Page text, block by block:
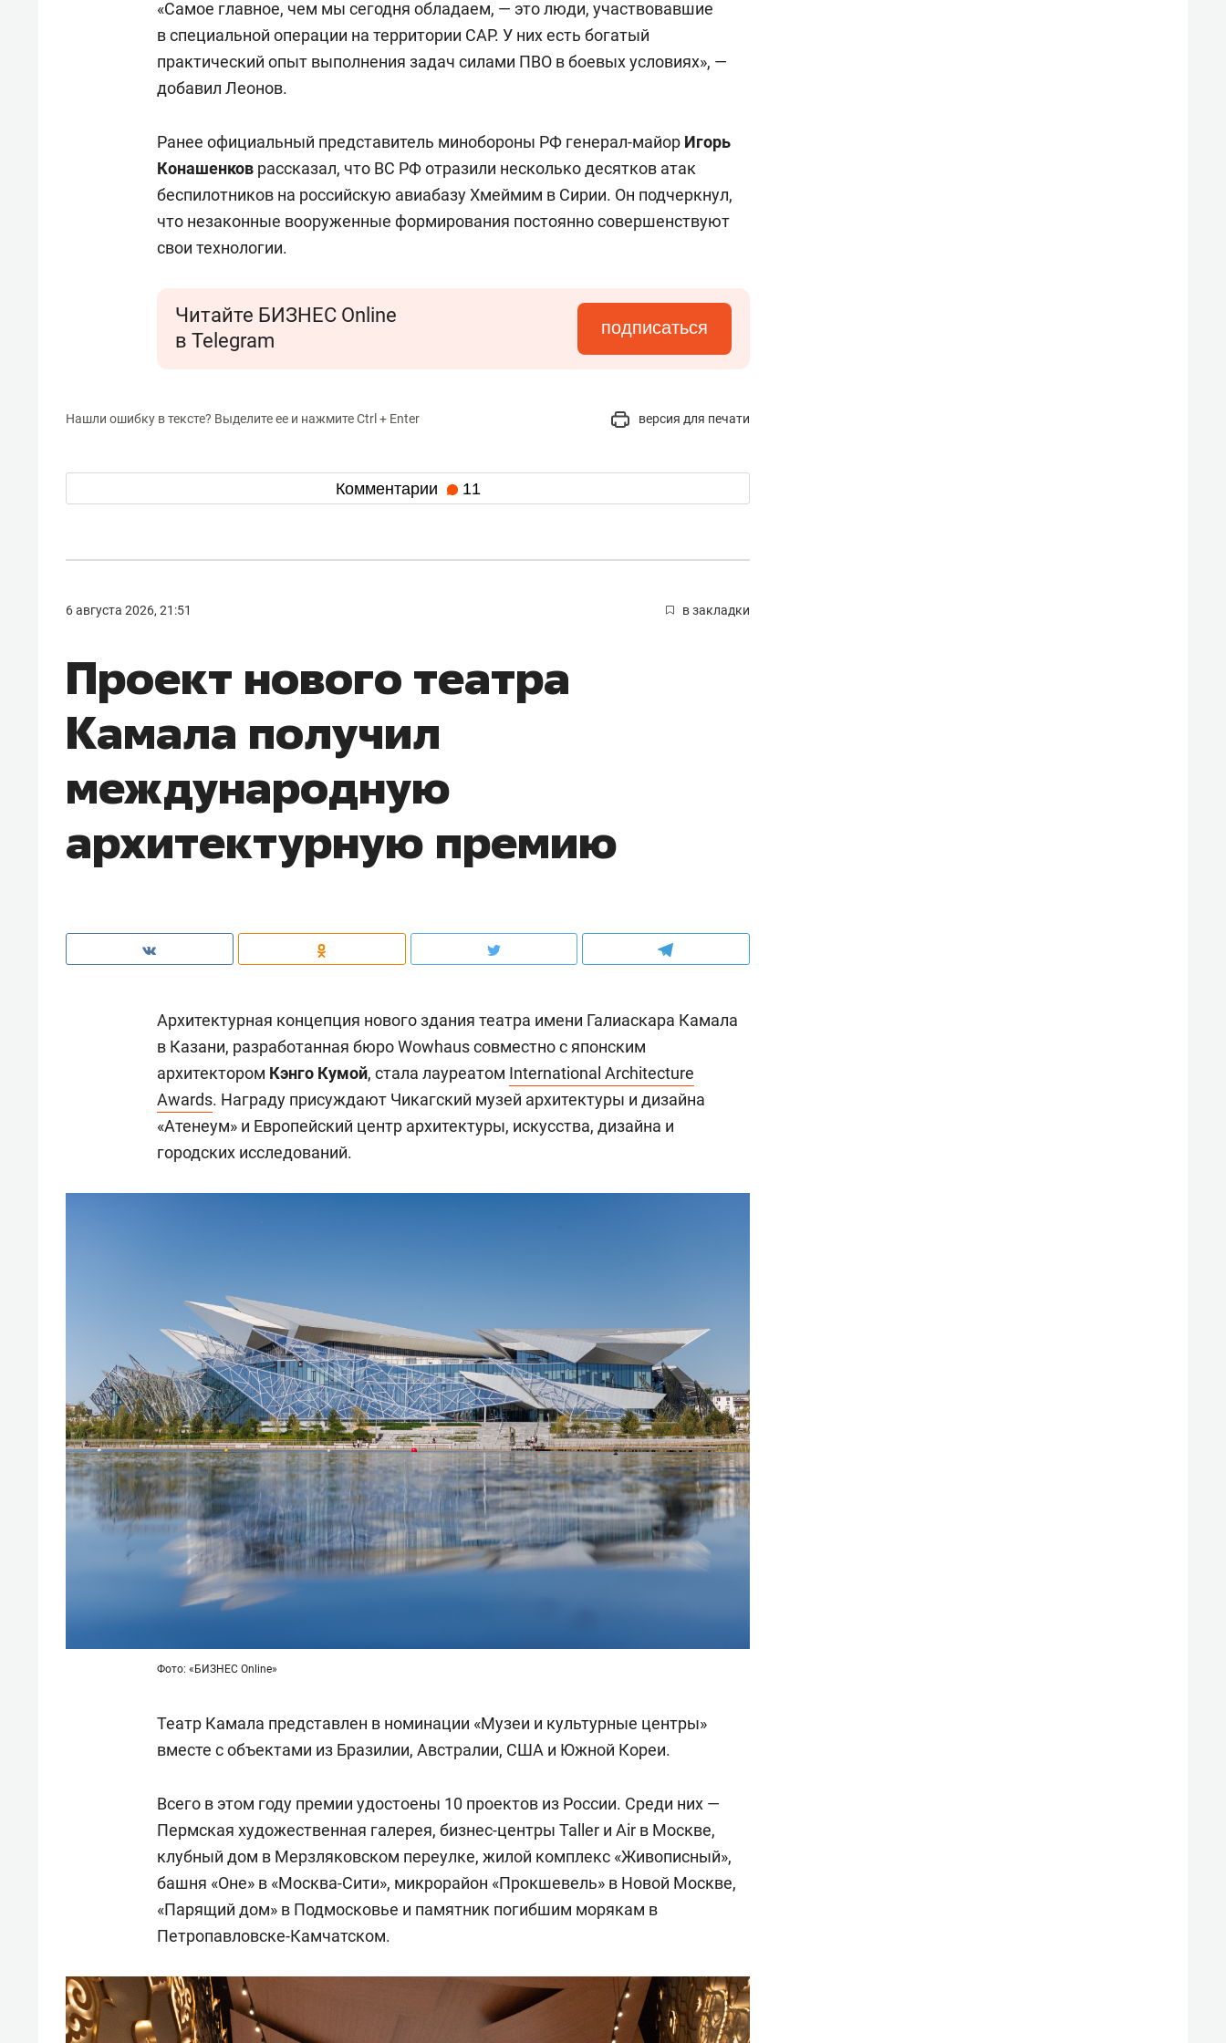
«Самое главное, чем мы сегодня обладаем, — это люди, участвовавшие
в специальной операции на территории САР. У них есть богатый
практический опыт выполнения задач силами ПВО в боевых условиях», —
добавил Леонов.
Ранее официальный представитель минобороны РФ генерал-майор Игорь
Конашенков рассказал, что ВС РФ отразили несколько десятков атак
беспилотников на российскую авиабазу Хмеймим в Сирии. Он подчеркнул,
что незаконные вооруженные формирования постоянно совершенствуют
свои технологии.
Читайте БИЗНЕС Online
в Telegram
подписаться
Нашли ошибку в тексте? Выделите ее и нажмите Ctrl + Enter версия для печати
Комментарии 11
6 августа 2026, 21:51 в закладки
Проект нового театра
Камала получил
международную
архитектурную премию
Архитектурная концепция нового здания театра имени Галиаскара Камала
в Казани, разработанная бюро Wowhaus совместно с японским
архитектором Кэнго Кумой, стала лауреатом International Architecture
Awards. Награду присуждают Чикагский музей архитектуры и дизайна
«Атенеум» и Европейский центр архитектуры, искусства, дизайна и
городских исследований.
Фото: «БИЗНЕС Online»
Театр Камала представлен в номинации «Музеи и культурные центры»
вместе с объектами из Бразилии, Австралии, США и Южной Кореи.
Всего в этом году премии удостоены 10 проектов из России. Среди них —
Пермская художественная галерея, бизнес-центры Taller и Air в Москве,
клубный дом в Мерзляковском переулке, жилой комплекс «Живописный»,
башня «Оне» в «Москва-Сити», микрорайон «Прокшевель» в Новой Москве,
«Парящий дом» в Подмосковье и памятник погибшим морякам в
Петропавловске-Камчатском.